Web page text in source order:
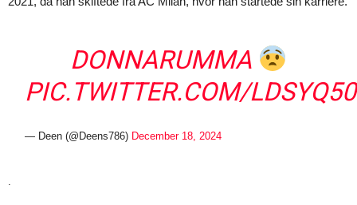
DONNARUMMA
PIC.TWITTER.COM/
— Deen (@Deens786) December 18, 2024
.